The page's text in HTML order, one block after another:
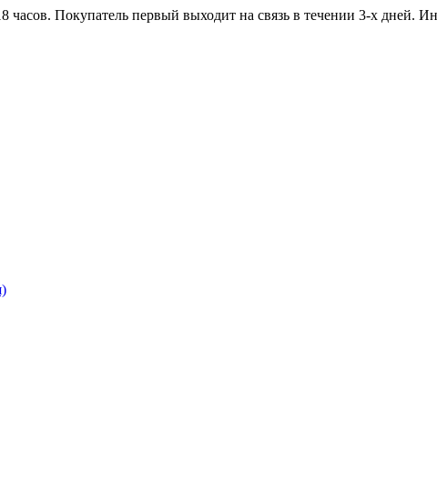
Покупатель первый выходит на связь в течении 3-х дней.